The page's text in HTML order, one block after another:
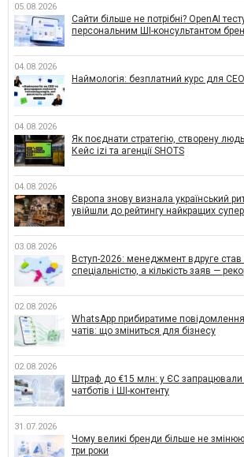
05.08.2026
Сайти більше не потрібні? OpenAI
персональним ШІ-консультантом
04.08.2026
Наймологія: безплатний курс для
04.08.2026
Як поєднати стратегію, створену
Кейс izi та агенції SHOTS
04.08.2026
Європа знову визнала український
увійшли до рейтингу найкращих
03.08.2026
Вступ-2026: менеджмент вдруге
спеціальністю, а кількість заяв —
02.08.2026
WhatsApp прибиратиме
чатів: що зміниться для бізнесу
02.08.2026
Штраф до €15 млн: у ЄС запрацювали
чатботів і ШІ-контенту
31.07.2026
Чому великі бренди більше не
три роки